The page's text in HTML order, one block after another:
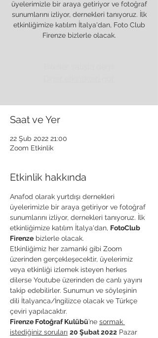
üyelerimizle bir araya getiriyor ve fotoğraf
sunumlarını izliyor, dernekleri tanıyoruz. İlk
etkinliğimize katılım İtalya'dan, Foto Club
Firenze bizlerle olacak.
Saat ve Yer
22 Şub 2022 21:00
Zoom Etkinlik
Etkinlik hakkında
Anafod olarak yurtdışı dernekleri
üyelerimizle bir araya getiriyor ve fotoğraf
sunumlarını izliyor, dernekleri tanıyoruz. İlk
etkinliğimize katılım İtalya'dan, FotoClub
Firenze bizlerle olacak.
Etkinliğimiz her zamanki gibi Zoom
üzerinden gerçekleşecektir, üyelerimiz
veya etkinliği izlemek isteyen herkes
dilerse Youtube üzerinden de canlı yayını
takip edebilirler. Sunumun ve söyleşinin
dili İtalyanca/İngilizce olacak ve Türkçe
çeviri yapılacaktır.
Firenze Fotoğraf Kulübü’ne sormak
istediğiniz soruları 20 Şubat 2022 Pazar